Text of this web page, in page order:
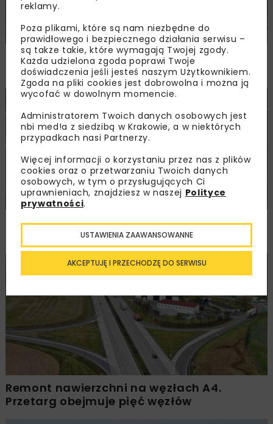
PKP PLK ogłosiły przetarg na odcinek Gdów
– Szczyrzyc projektu Podłęże–Piekiełko
DROGI
Rozbudowa DW450 między Mirkowem
a Wieruszowem z dofinansowaniem UE
DROGI INWESTYCJE WIADOMOŚCI
Remont nawierzchni na węzłach A4.
Przetarg obejmuje pięć węzłów
reklamy.
Poza plikami, które są nam niezbędne do
prawidłowego i bezpiecznego działania serwisu –
są także takie, które wymagają Twojej zgody.
Każda udzielona zgoda poprawi Twoje
doświadczenia jeśli jesteś naszym Użytkownikiem.
Zgoda na pliki cookies jest dobrowolna i można ją
wycofać w dowolnym momencie.
Administratorem Twoich danych osobowych jest
nbi med!a z siedzibą w Krakowie, a w niektórych
przypadkach nasi Partnerzy.
Więcej informacji o korzystaniu przez nas z plików
cookies oraz o przetwarzaniu Twoich danych
osobowych, w tym o przysługujących Ci
uprawnieniach, znajdziesz w naszej Polityce
prywatności.
AKCEPTUJĘ I PRZECHODZĘ DO SERWISU
USTAWIENIA ZAAWANSOWANNE